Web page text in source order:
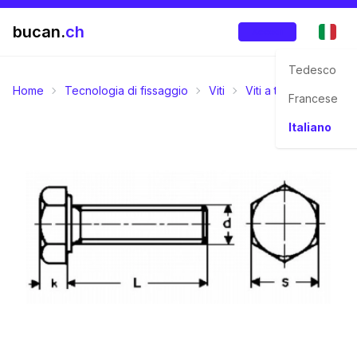
bucan.ch
Tedesco
Francese
Italiano
Home Tecnologia di fissaggio Viti Viti a testa